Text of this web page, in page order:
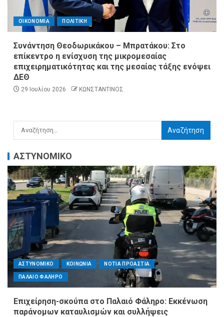
ΟΙΚΟΝΟΜΙΑ ΠΟΛΙΤΙΚΗ
Συνάντηση Θεοδωρικάκου – Μπρατάκου: Στο
επίκεντρο η ενίσχυση της μικρομεσαίας
επιχειρηματικότητας και της μεσαίας τάξης ενόψει
ΔΕΘ
29 Ιουλίου 2026 ΚΩΝΣΤΑΝΤΙΝΟΣ
ΑΣΤΥΝΟΜΙΚΟ
ΑΣΤΥΝΟΜΙΚΟ ΚΟΙΝΩΝΙΑ ΝΟΤΙΑ ΠΡΟΑΣΤΙΑ
ΠΑΛΑΙΟ ΦΑΛΗΡΟ
Επιχείρηση-σκούπα στο Παλαιό Φάληρο: Εκκένωση
παράνομων καταυλισμών και συλλήψεις